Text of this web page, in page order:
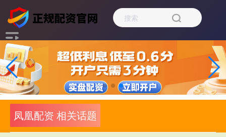
凤凰配资 相关话题